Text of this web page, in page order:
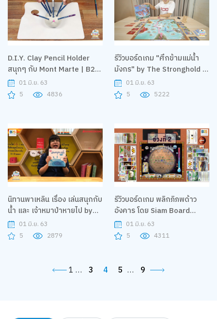
D.I.Y. Clay Pencil Holder
สนุกๆ กับ Mont Marte | B2S
Home Sweet Home
01 มิ.ย. 63
5
4836
รีวิวบอร์ดเกม "ศึกข้ามแม่น้ำ
มังกร" by The Stronghold |
B2S Home Sweet Home
01 มิ.ย. 63
5
5222
นิทานพาเหลิน เรื่อง เล่นสนุกกับ
น้ำ และ เจ้าหมาป่าหายไป by
Nanmeebooks| B2S Home
Sweet Home
01 มิ.ย. 63
5
2879
รีวิวบอร์ดเกม พลิกภิภพด้าว
อังคาร โดย Siam Board
Game | B2S Home Sweet
Home
01 มิ.ย. 63
5
4311
1 … 3 4 5 … 9